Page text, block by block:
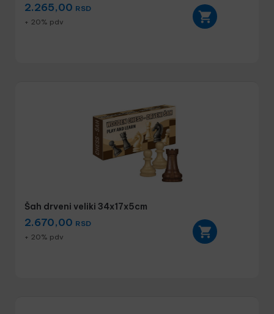
2.265,00 RSD
+ 20% pdv
Šah drveni veliki 34x17x5cm
2.670,00 RSD
+ 20% pdv